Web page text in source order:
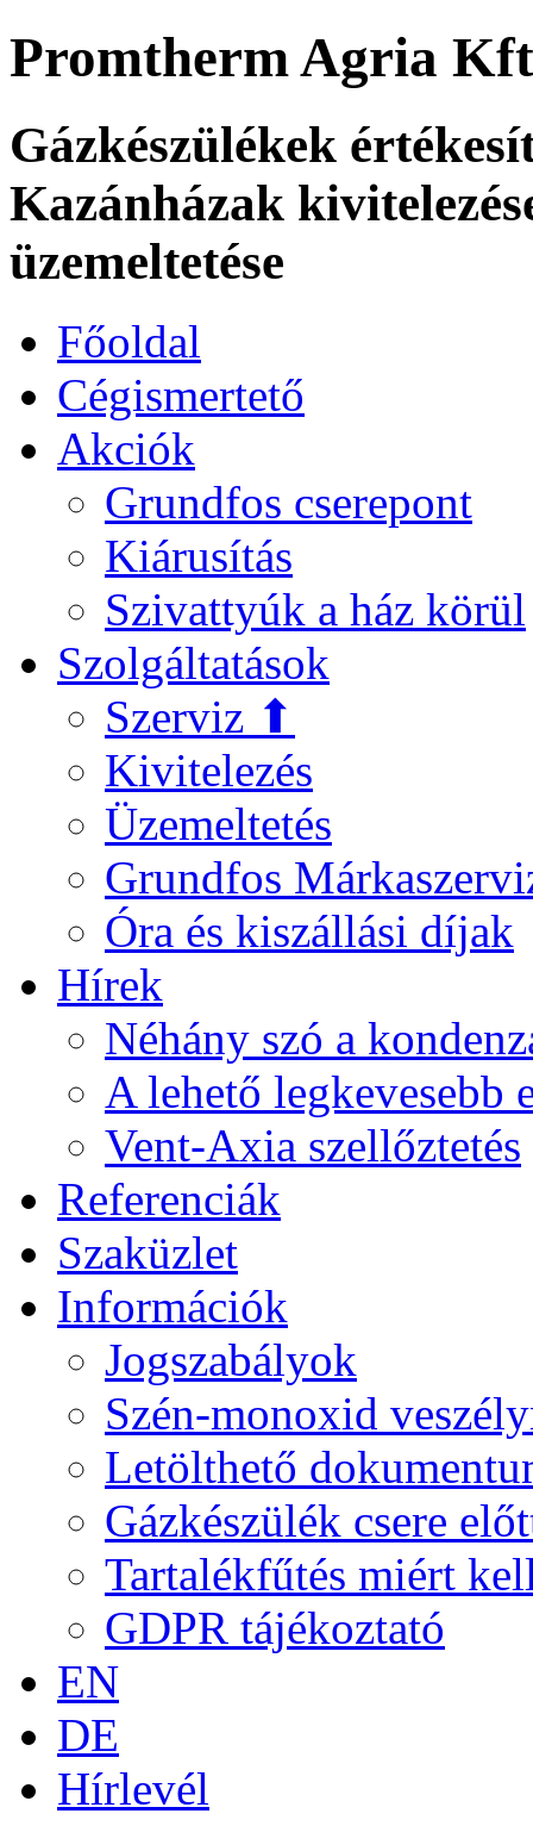
Promtherm Agria
Gázkészülékek
Kazánházak
üzemeltetése
Főoldal
Cégismertető
Akciók
Grundfos cserepont
Kiárusítás
Szivattyúk a ház körül
Szolgáltatások
Szerviz ⬆
Kivitelezés
Üzemeltetés
Grundfos
Óra és kiszállási díjak
Hírek
Néhány szó a
A lehető legkevesebb
Vent-Axia szellőztetés
Referenciák
Szaküzlet
Információk
Jogszabályok
Szén-monoxid
Letölthető
Gázkészülék csere
Tartalékfűtés miért
GDPR tájékoztató
EN
DE
Hírlevél